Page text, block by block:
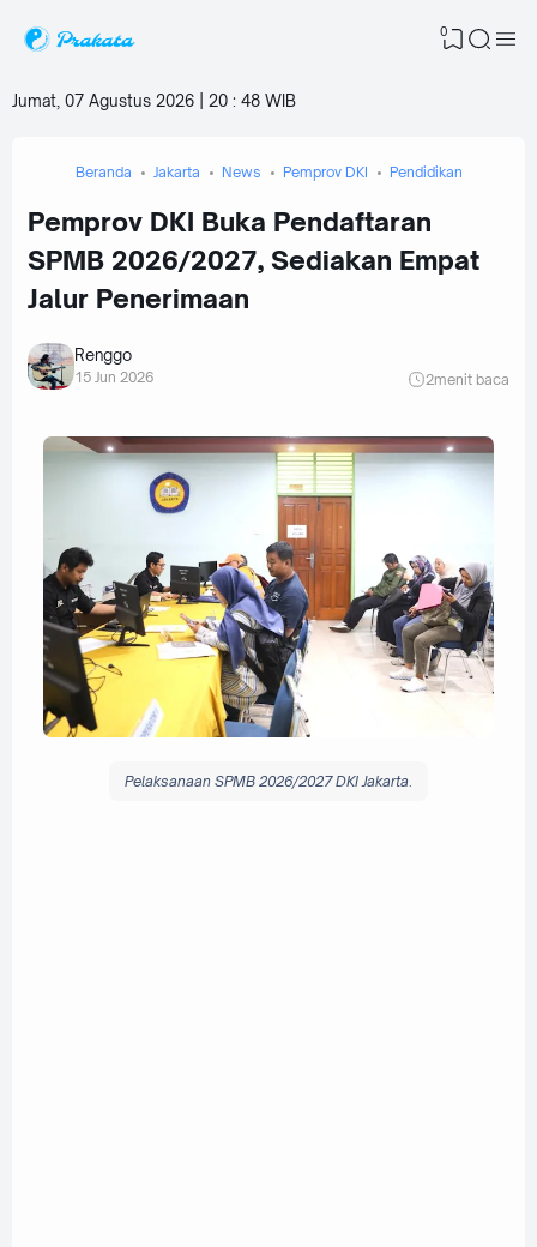
0
Jumat, 07 Agustus 2026 | 20 : 48 WIB
Beranda Jakarta News Pemprov DKI Pendidikan
‎Pemprov DKI Buka Pendaftaran
SPMB 2026/2027, Sediakan Empat
Jalur Penerimaan
Renggo
15 Jun 2026 2menit baca
Pelaksanaan SPMB 2026/2027 DKI Jakarta